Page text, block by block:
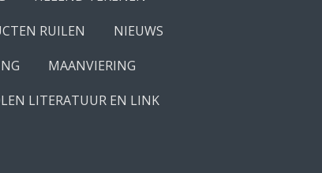
RUILEN
NIEUWS
MAANVIERING
LITERATUUR EN LINK